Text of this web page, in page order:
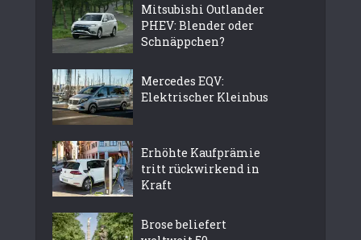
Mitsubishi Outlander
PHEV: Blender oder
Schnäppchen?
Mercedes EQV:
Elektrischer Kleinbus
Erhöhte Kaufprämie
tritt rückwirkend in
Kraft
Brose beliefert